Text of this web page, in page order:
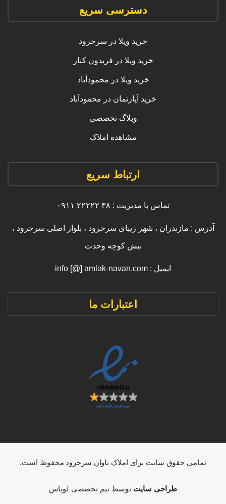
دسترسی سریع
خرید ویلا در سرخرود
خرید ویلا در فریدون کنار
خرید ویلا در محمودآباد
خرید آپارتمان در محمودآباد
وبلاگ تخصصی
مشاهده املاک
ارتباط سریع
تماس با مدیریت : ۳۸ ۲۲۲۲۲ ۰۹۱۱
آدرس : مازندران ، شهر زیبای سرخرود ، بلوار اصلی سرخرود ،
نبش کوچه وحدت
ایمیل : info [@] amlak-navan.com
اعتبارات ما
تمامی حقوق سایت برای املاک ناوان سرخرود محفوظ است.
طراحی سایت توسط تیم تخصصی لوپاس